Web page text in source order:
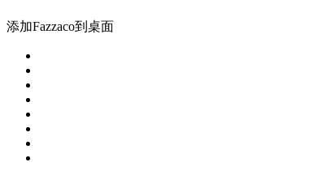
添加Fazzaco到桌面